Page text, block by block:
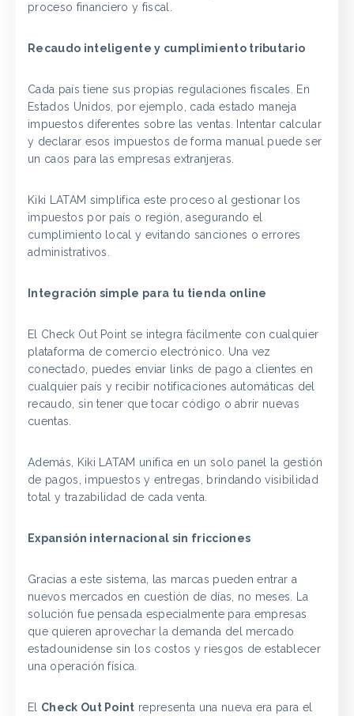
proceso financiero y fiscal.
Recaudo inteligente y cumplimiento tributario
Cada país tiene sus propias regulaciones fiscales. En
Estados Unidos, por ejemplo, cada estado maneja
impuestos diferentes sobre las ventas. Intentar calcular
y declarar esos impuestos de forma manual puede ser
un caos para las empresas extranjeras.
Kiki LATAM simplifica este proceso al gestionar los
impuestos por país o región, asegurando el
cumplimiento local y evitando sanciones o errores
administrativos.
Integración simple para tu tienda online
El Check Out Point se integra fácilmente con cualquier
plataforma de comercio electrónico. Una vez
conectado, puedes enviar links de pago a clientes en
cualquier país y recibir notificaciones automáticas del
recaudo, sin tener que tocar código o abrir nuevas
cuentas.
Además, Kiki LATAM unifica en un solo panel la gestión
de pagos, impuestos y entregas, brindando visibilidad
total y trazabilidad de cada venta.
Expansión internacional sin fricciones
Gracias a este sistema, las marcas pueden entrar a
nuevos mercados en cuestión de días, no meses. La
solución fue pensada especialmente para empresas
que quieren aprovechar la demanda del mercado
estadounidense sin los costos y riesgos de establecer
una operación física.
El Check Out Point representa una nueva era para el